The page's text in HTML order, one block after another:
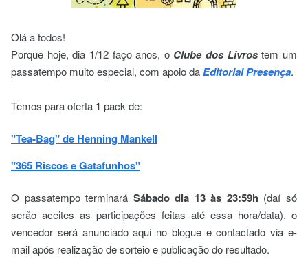
Olá a todos!
Porque hoje, dia 1/12 faço anos, o Clube dos Livrostem um
passatempo muito especial, com apoio daEditorial Presença.
Temos para oferta 1 pack de:
"Tea-Bag" de Henning Mankell
"365 Riscos e Gatafunhos"
O passatempo terminará Sábado dia 13 às 23:59h (daí só
serão aceites as participações feitas até essa hora/data), o
vencedor será anunciado aqui no blogue e contactado via e-
mail após realização de sorteio e publicação do resultado.